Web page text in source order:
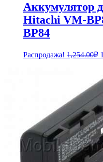
Аккумулятор
Hitachi VM-
BP84
Распродажа! 1,254.00₽